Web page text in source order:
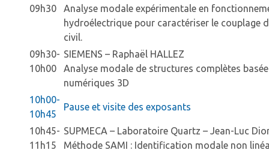
09h30
Analyse modale expérimentale en
hydroélectrique pour caractériser le couplage
civil.
09h30-
10h00
SIEMENS – Raphaël HALLEZ
Analyse modale de structures complètes
numériques 3D
10h00-
10h45
Pause et visite des exposants
10h45-
11h15
SUPMECA – Laboratoire Quartz – Jean-Luc
Méthode SAMI : Identification modale non